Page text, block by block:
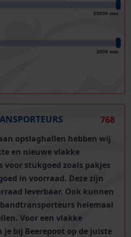
25000 mm
3000 mm
768
opslaghallen hebben wij
en nieuwe vlakke
voor stukgoed zoals pakjes
in voorraad. Deze zijn
leverbaar. Ook kunnen
helemaal
Voor een vlakke
bij Beerepoot op de juiste